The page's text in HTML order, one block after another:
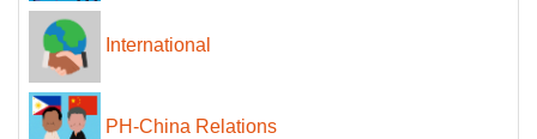
International
PH-China Relations